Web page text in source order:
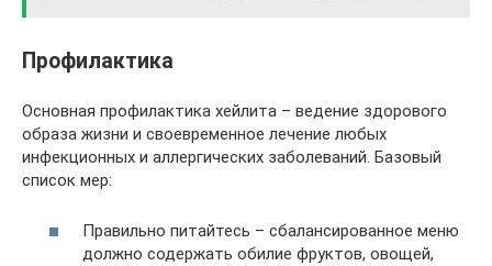
Профилактика
Основная профилактика хейлита – ведение здорового
образа жизни и своевременное лечение любых
инфекционных и аллергических заболеваний. Базовый
список мер:
Правильно питайтесь – сбалансированное меню
должно содержать обилие фруктов, овощей,